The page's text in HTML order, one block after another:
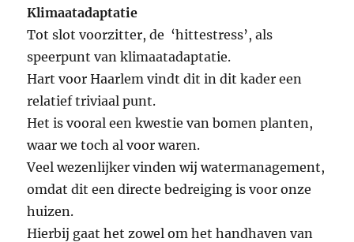
Klimaatadaptatie
Tot slot voorzitter, de ‘hittestress’, als
speerpunt van klimaatadaptatie.
Hart voor Haarlem vindt dit in dit kader een
relatief triviaal punt.
Het is vooral een kwestie van bomen planten,
waar we toch al voor waren.
Veel wezenlijker vinden wij watermanagement,
omdat dit een directe bedreiging is voor onze
huizen.
Hierbij gaat het zowel om het handhaven van